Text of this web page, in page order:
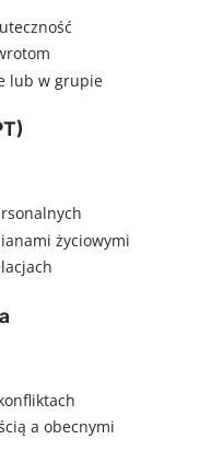
lub w grupie
życiowymi
a obecnymi